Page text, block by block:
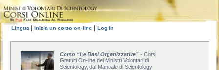
Lingua Inizia un corso on-line Log in
Corso “Le Basi Organizzative” - Corsi
Gratuiti On-line dei Ministri Volontari di
Scientology, dal Manuale di Scientology